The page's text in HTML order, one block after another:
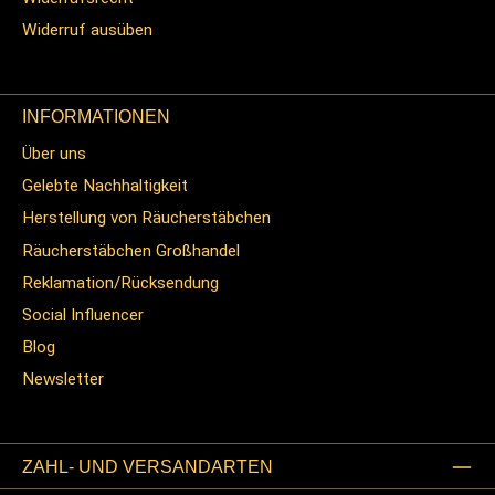
Widerruf ausüben
INFORMATIONEN
Über uns
Gelebte Nachhaltigkeit
Herstellung von Räucherstäbchen
Räucherstäbchen Großhandel
Reklamation/Rücksendung
Social Influencer
Blog
Newsletter
ZAHL- UND VERSANDARTEN